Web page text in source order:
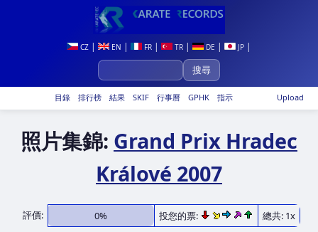
CZ | EN | FR | TR | DE | JP |
Upload
目錄 排行榜 結果 SKIF 行事曆 GPHK 指示
照片集錦: Grand Prix Hradec
Králové 2007
評價: 0% 投您的票: 總共: 1x